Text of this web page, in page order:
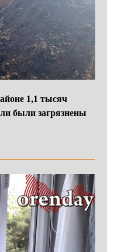
1,1 тысяч
были загрязнены